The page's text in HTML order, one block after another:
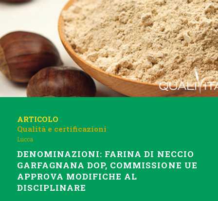
ARTICOLO
Qualità e certificazioni
Lucca
DENOMINAZIONI: FARINA DI NECCIO
GARFAGNANA DOP, COMMISSIONE UE
APPROVA MODIFICHE AL
DISCIPLINARE